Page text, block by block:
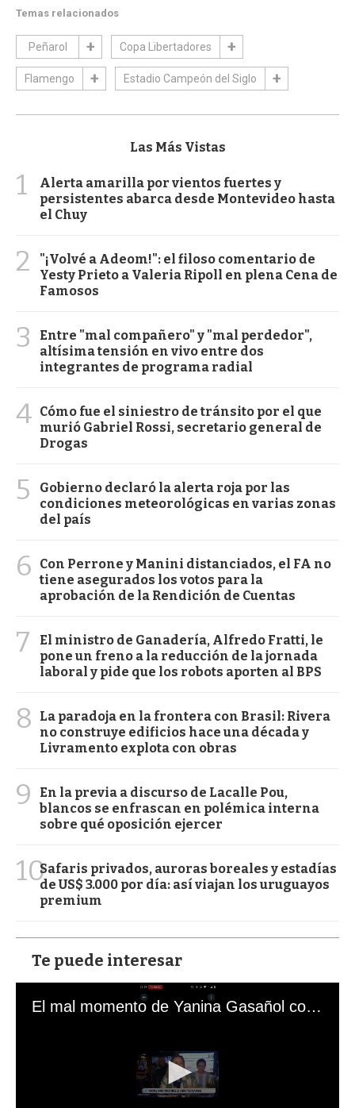
Temas relacionados
Peñarol Copa Libertadores
Flamengo Estadio Campeón del Siglo
Las Más Vistas
1
Alerta amarilla por vientos fuertes y
persistentes abarca desde Montevideo hasta
el Chuy
2
"¡Volvé a Adeom!": el filoso comentario de
Yesty Prieto a Valeria Ripoll en plena Cena de
Famosos
3
Entre "mal compañero" y "mal perdedor",
altísima tensión en vivo entre dos
integrantes de programa radial
4 Cómo fue el siniestro de tránsito por el que
murió Gabriel Rossi, secretario general de
Drogas
5
Gobierno declaró la alerta roja por las
condiciones meteorológicas en varias zonas
del país
6
Con Perrone y Manini distanciados, el FA no
tiene asegurados los votos para la
aprobación de la Rendición de Cuentas
7
El ministro de Ganadería, Alfredo Fratti, le
pone un freno a la reducción de la jornada
laboral y pide que los robots aporten al BPS
8
La paradoja en la frontera con Brasil: Rivera
no construye edificios hace una década y
Livramento explota con obras
9
En la previa a discurso de Lacalle Pou,
blancos se enfrascan en polémica interna
sobre qué oposición ejercer
10Safaris privados, auroras boreales y estadías
de US$ 3.000 por día: así viajan los uruguayos
premium
Te puede interesar
El mal momento de Yanina Gasañol con un hincha argentino en "Subrayado"